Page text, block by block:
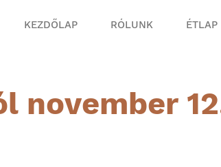
KEZDŐLAP RÓLUNK ÉTLAP
november